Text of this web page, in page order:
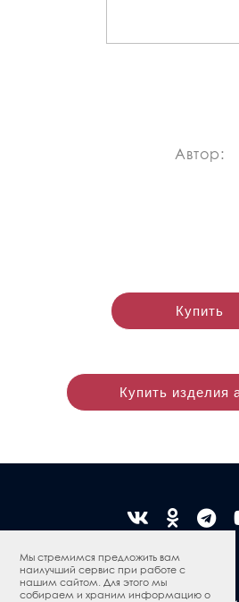
Автор:
Купить
Купить изделия
若斯托沃彩绘
Мы стремимся предложить вам
наилучший сервис при работе с
нашим сайтом. Для этого мы
собираем и храним информацию о